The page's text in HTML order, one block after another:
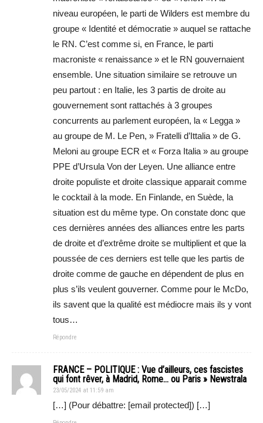
niveau européen, le parti de Wilders est membre du
groupe « Identité et démocratie » auquel se rattache
le RN. C’est comme si, en France, le parti
macroniste « renaissance » et le RN gouvernaient
ensemble. Une situation similaire se retrouve un
peu partout : en Italie, les 3 partis de droite au
gouvernement sont rattachés à 3 groupes
concurrents au parlement européen, la « Legga »
au groupe de M. Le Pen, » Fratelli d’Ittalia » de G.
Meloni au groupe ECR et « Forza Italia » au groupe
PPE d’Ursula Von der Leyen. Une alliance entre
droite populiste et droite classique apparait comme
le cocktail à la mode. En Finlande, en Suède, la
situation est du même type. On constate donc que
ces dernières années des alliances entre les parts
de droite et d’extrême droite se multiplient et que la
poussée de ces derniers est telle que les partis de
droite comme de gauche en dépendent de plus en
plus s’ils veulent gouverner. Comme pour le McDo,
ils savent que la qualité est médiocre mais ils y vont
tous…
Répondre
FRANCE – POLITIQUE : Vue d’ailleurs, ces fascistes
qui font rêver, à Madrid, Rome… ou Paris » Newstrala
23/05/2024 at 11:59 am
[…] (Pour débattre: [email protected]) […]